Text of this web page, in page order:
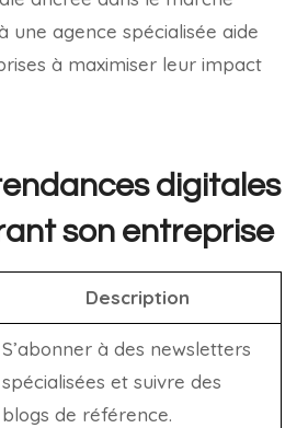
une agence spécialisée aide
à maximiser leur impact
digitales
son entreprise
Description
S’abonner à des newsletters
spécialisées et suivre des
blogs de référence.